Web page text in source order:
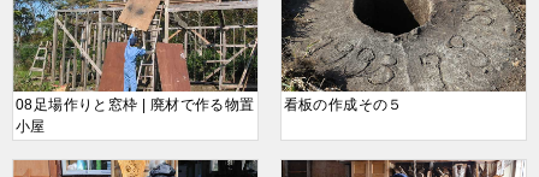
08足場作りと窓枠 | 廃材で作る物置
小屋
看板の作成その５